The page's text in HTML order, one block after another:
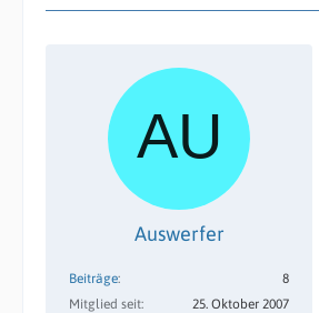
Auswerfer
Beiträge
8
Mitglied seit
25. Oktober 2007